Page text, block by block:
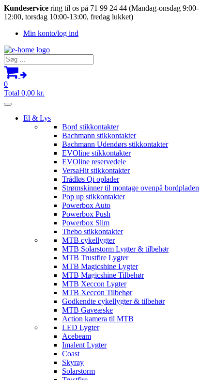
Kundeservice ring til os på 71 99 24 44 (Mandag-onsdag 9:00-
12:00, torsdag 10:00-13:00, fredag lukket)
Min konto/log ind
Søg
efter:
0
Total 0,00 kr.
El & Lys
Bord stikkontakter
Bachmann stikkontakter
Bachmann Udendørs stikkontakter
EVOline stikkontakter
EVOline reservedele
VersaHit stikkontakter
Trådløs Qi oplader
Strømskinner til montage ovenpå bordpladen
Pop up stikkontakter
Powerbox Auto
Powerbox Push
Powerbox Slim
Thebo stikkontakter
MTB cykellygter
MTB Solarstorm Lygter & tilbehør
MTB Trustfire Lygter
MTB Magicshine Lygter
MTB Magicshine Tilbehør
MTB Xeccon Lygter
MTB Xeccon Tilbehør
Godkendte cykellygter & tilbehør
MTB Gaveæske
Action kamera til MTB
LED Lygter
Acebeam
Imalent Lygter
Coast
Skyray
Solarstorm